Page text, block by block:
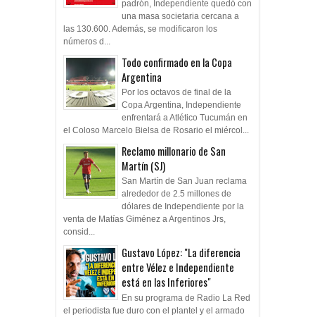
padrón, Independiente quedó con
una masa societaria cercana a
las 130.600. Además, se modificaron los
números d...
Todo confirmado en la Copa
Argentina
Por los octavos de final de la
Copa Argentina, Independiente
enfrentará a Atlético Tucumán en
el Coloso Marcelo Bielsa de Rosario el miércol...
Reclamo millonario de San
Martín (SJ)
San Martín de San Juan reclama
alrededor de 2.5 millones de
dólares de Independiente por la
venta de Matías Giménez a Argentinos Jrs,
consid...
Gustavo López: "La diferencia
entre Vélez e Independiente
está en las Inferiores"
En su programa de Radio La Red
el periodista fue duro con el plantel y el armado